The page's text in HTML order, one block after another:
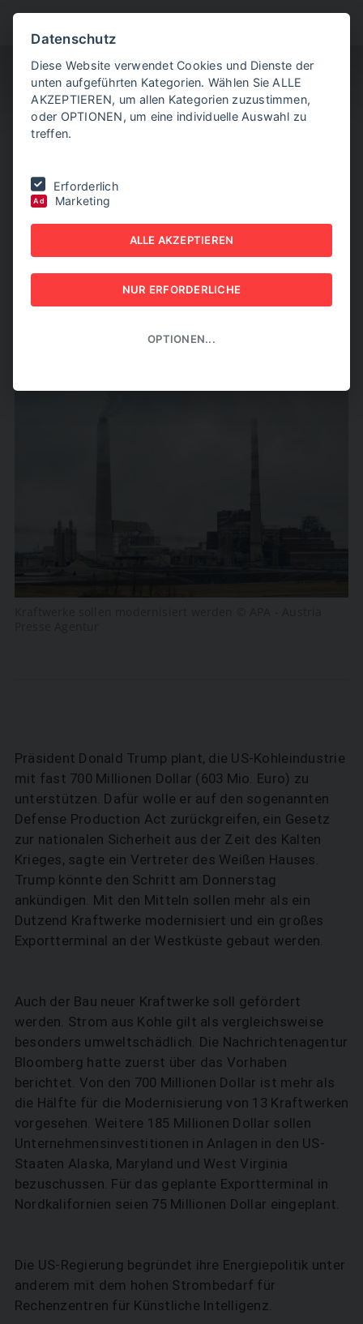
Förderungen für US-Kohleindustrie
TRUMP PLANT
FÖRDERUNGEN FÜR US-
KOHLEINDUSTRIE
Präsident Donald Trump plant, die US-Kohleindustrie
mit fast 700 Millionen Dollar (603 Mio. Euro) zu
unterstützen. Dafür wolle er auf den sogenannten
Defense Production Act zurückgreifen, ein Gesetz
zur nationalen Sicherheit aus der Zeit des Kalten
Krieges, sagte ein Vertreter des Weißen Hauses.
Trump könnte den Schritt am Donnerstag
ankündigen. Mit den Mitteln sollen mehr als ein
Dutzend Kraftwerke modernisiert und ein großes
Exportterminal an der Westküste gebaut werden.
Auch der Bau neuer Kraftwerke soll gefördert
werden. Strom aus Kohle gilt als vergleichsweise
besonders umweltschädlich. Die Nachrichtenagentur
Bloomberg hatte zuerst über das Vorhaben
berichtet. Von den 700 Millionen Dollar ist mehr als
die Hälfte für die Modernisierung von 13 Kraftwerken
vorgesehen. Weitere 185 Millionen Dollar sollen
Unternehmensinvestitionen in Anlagen in den US-
Staaten Alaska, Maryland und West Virginia
bezuschussen. Für das geplante Exportterminal in
Nordkalifornien seien 75 Millionen Dollar eingeplant.
Die US-Regierung begründet ihre Energiepolitik unter
anderem mit dem hohen Strombedarf für
Rechenzentren für Künstliche Intelligenz.
SUCHEN
Datenschutz
Diese Website verwendet Cookies und Dienste der
unten aufgeführten Kategorien. Wählen Sie ALLE
AKZEPTIEREN, um allen Kategorien zuzustimmen,
oder OPTIONEN, um eine individuelle Auswahl zu
treffen.
Erforderlich
Ad Marketing
ALLE AKZEPTIEREN
NUR ERFORDERLICHE
OPTIONEN...